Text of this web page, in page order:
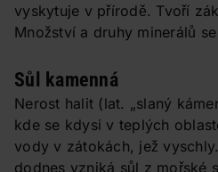
vyskytuje v přírodě. Tvoří
Množství a druhy minerálů
Sůl kamenná
Nerost halit (lat. „slaný
kde se kdysi v teplých
vody v zátokách, jež
dodnes vzniká sůl z mořské